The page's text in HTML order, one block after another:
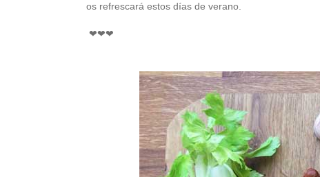
os refrescará estos días de verano.
❤❤❤